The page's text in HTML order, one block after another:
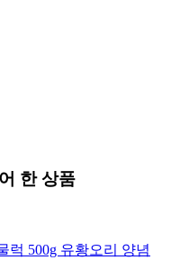
한 상품
럭 500g 유황오리 양념